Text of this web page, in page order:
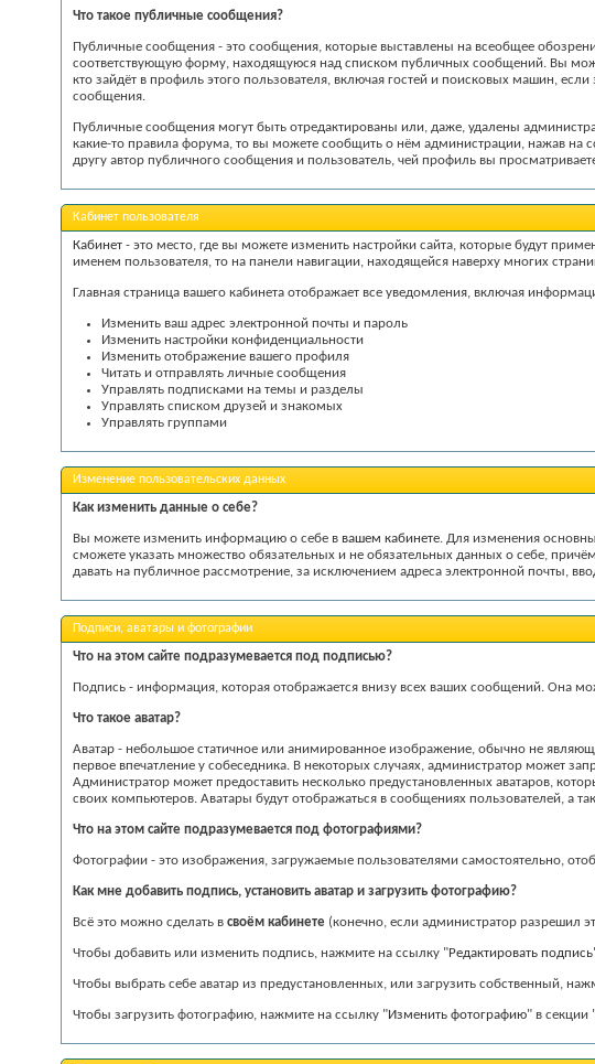
Что такое публичные сообщения?
Публичные сообщения - это сообщения, которые выставлены на всеобщее
соответствующую форму, находящуюся над списком публичных сообщений. Вы
кто зайдёт в профиль этого пользователя, включая гостей и поисковых машин,
сообщения.
Публичные сообщения могут быть отредактированы или, даже, удалены
какие-то правила форума, то вы можете сообщить о нём администрации, нажав на
другу автор публичного сообщения и пользователь, чей профиль вы
Кабинет пользователя
Кабинет - это место, где вы можете изменить настройки сайта, которые будут
именем пользователя, то на панели навигации, находящейся наверху многих
Главная страница вашего кабинета отображает все уведомления, включая
Изменить ваш адрес электронной почты и пароль
Изменить настройки конфиденциальности
Изменить отображение вашего профиля
Читать и отправлять личные сообщения
Управлять подписками на темы и разделы
Управлять списком друзей и знакомых
Управлять группами
Изменение пользовательских данных
Как изменить данные о себе?
Вы можете изменить информацию о себе в вашем кабинете. Для изменения
сможете указать множество обязательных и не обязательных данных о себе,
давать на публичное рассмотрение, за исключением адреса электронной почты,
Подписи, аватары и фотографии
Что на этом сайте подразумевается под подписью?
Подпись - информация, которая отображается внизу всех ваших сообщений. Она
Что такое аватар?
Аватар - небольшое статичное или анимированное изображение, обычно не
первое впечатление у собеседника. В некоторых случаях, администратор может
Администратор может предоставить несколько предустановленных аватаров,
своих компьютеров. Аватары будут отображаться в сообщениях пользователей, а
Что на этом сайте подразумевается под фотографиями?
Фотографии - это изображения, загружаемые пользователями самостоятельно,
Как мне добавить подпись, установить аватар и загрузить фотографию?
Всё это можно сделать в своём кабинете (конечно, если администратор разрешил
Чтобы добавить или изменить подпись, нажмите на ссылку "Редактировать подпись
Чтобы выбрать себе аватар из предустановленных, или загрузить собственный,
Чтобы загрузить фотографию, нажмите на ссылку "Изменить фотографию" в